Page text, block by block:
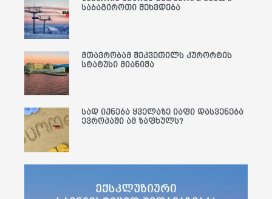
საბაგიროთი შეხვდება
მთავრობამ შეკვეთილს კურორტის
სტატუსი მიანიჭა
სად იქნება ყველაზე იაფი დასვენება
ევროპაში ამ ზაფხულს?